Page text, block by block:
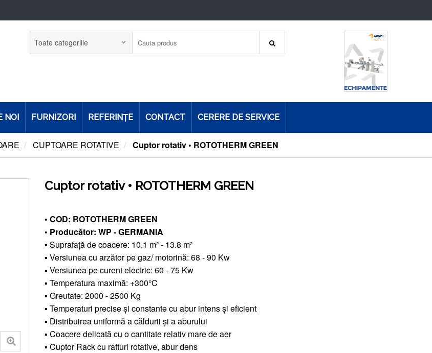
NOI FURNIZORI REFERINŢE CONTACT CERERE DE SERVICE
CUPTOARE ROTATIVE Cuptor rotativ • ROTOTHERM GREEN
Cuptor rotativ • ROTOTHERM GREEN
• COD: ROTOTHERM GREEN
• Producător: WP - GERMANIA
▪ Suprafață de coacere: 10.1 m² - 13.8 m²
▪ Versiunea cu arzător pe gaz/ motorină: 68 - 90 Kw
▪ Versiunea pe curent electric: 60 - 75 Kw
▪ Temperatura maximă: +300°C
▪ Greutate: 2000 - 2500 Kg
▪ Temperaturi precise și constante cu abur intens și eficient
▪ Distribuirea uniformă a căldurii și a aburului
▪ Coacere delicată cu o cantitate relativ mare de aer
▪ Cuptor Rack cu rafturi rotative, abur dens